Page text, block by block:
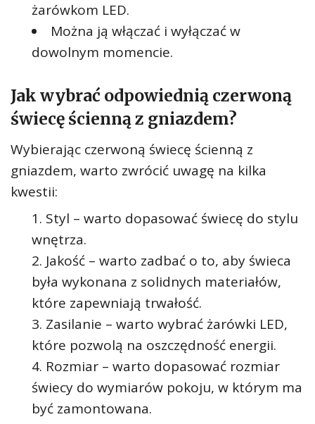
żarówkom LED.
Można ją włączać i wyłączać w
dowolnym momencie.
Jak wybrać odpowiednią czerwoną
świecę ścienną z gniazdem?
Wybierając czerwoną świecę ścienną z
gniazdem, warto zwrócić uwagę na kilka
kwestii:
Styl – warto dopasować świecę do stylu
wnętrza.
Jakość – warto zadbać o to, aby świeca
była wykonana z solidnych materiałów,
które zapewniają trwałość.
Zasilanie – warto wybrać żarówki LED,
które pozwolą na oszczędność energii.
Rozmiar – warto dopasować rozmiar
świecy do wymiarów pokoju, w którym ma
być zamontowana.